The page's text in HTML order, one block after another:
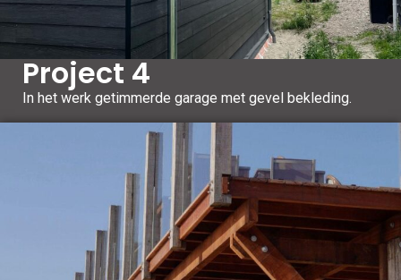
Project 4
In het werk getimmerde garage met gevel bekleding.